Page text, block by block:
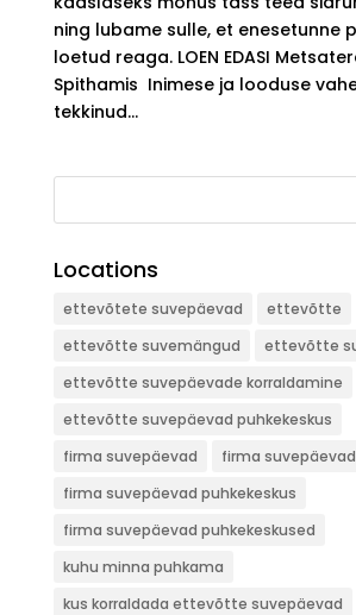
ning lubame sulle, et enesetunne
loetud reaga. LOEN EDASI
Spithamis Inimese ja looduse
tekkinud...
Locations
ettevõtete suvepäevad
ettevõtte
ettevõtte suvemängud
ettevõtte
ettevõtte suvepäevade korraldamine
ettevõtte suvepäevad puhkekeskus
firma suvepäevad
firma
firma suvepäevad puhkekeskus
firma suvepäevad puhkekeskused
kuhu minna puhkama
kus korraldada ettevõtte suvepäevad